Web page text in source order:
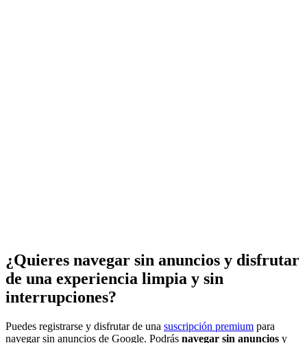
¿Quieres navegar sin anuncios y disfrutar
de una experiencia limpia y sin
interrupciones?
Puedes registrarse y disfrutar de una suscripción premium para
navegar sin anuncios de Google. Podrás navegar sin anuncios y